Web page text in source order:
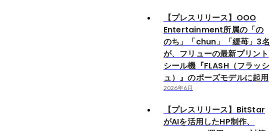
【プレスリリース】OOO
Entertainment所属の「の
のち」「chun」「緩苺」3名
が、フリューの最新プリント
シール機『FLASH（フラッシ
ュ）』のポーズモデルに起用
2026年6月
【プレスリリース】BitStar
がAIを活用したHP制作、